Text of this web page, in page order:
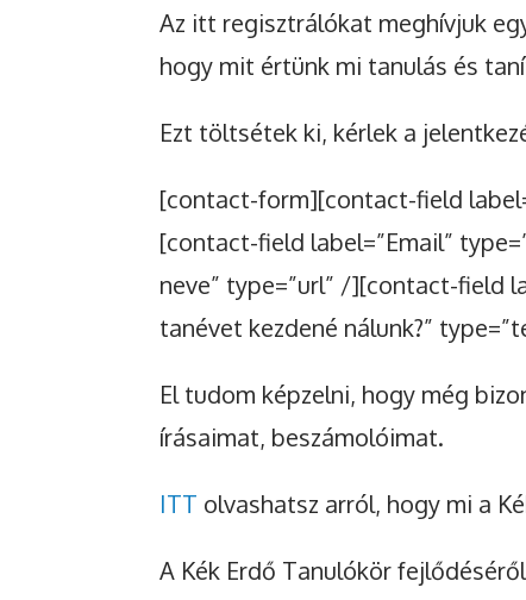
Az itt regisztrálókat meghívjuk
hogy mit értünk mi tanulás és
Ezt töltsétek ki, kérlek a
[contact-form][contact-field
[contact-field label=”Email”
neve” type=”url” /][contact-field
tanévet kezdené nálunk?”
El tudom képzelni, hogy még
írásaimat, beszámolóimat.
ITT olvashatsz arról, hogy mi a
A Kék Erdő Tanulókör fejlődéséről